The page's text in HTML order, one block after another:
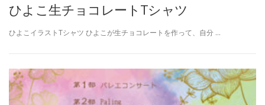
ひよこ生チョコレートTシャツ
ひよこイラストTシャツ ひよこが生チョコレートを作って、自分 …